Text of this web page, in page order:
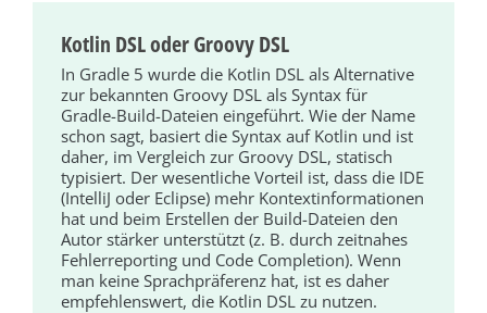
Kotlin DSL oder Groovy DSL
In Gradle 5 wurde die Kotlin DSL als Alternative
zur bekannten Groovy DSL als Syntax für
Gradle-Build-Dateien eingeführt. Wie der Name
schon sagt, basiert die Syntax auf Kotlin und ist
daher, im Vergleich zur Groovy DSL, statisch
typisiert. Der wesentliche Vorteil ist, dass die IDE
(IntelliJ oder Eclipse) mehr Kontextinformationen
hat und beim Erstellen der Build-Dateien den
Autor stärker unterstützt (z. B. durch zeitnahes
Fehlerreporting und Code Completion). Wenn
man keine Sprachpräferenz hat, ist es daher
empfehlenswert, die Kotlin DSL zu nutzen.